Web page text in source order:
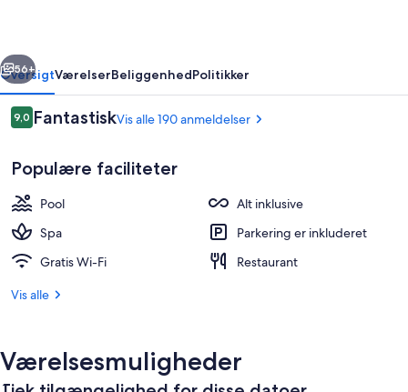
Udendørsområde
Næste
56+
OversigtVærelserBeliggenhedPolitikker
Anmeldelser
9,09,0 ud af 10.
FantastiskVis alle 190 anmeldelser
Populære faciliteter
Pool
Alt inklusive
Spa
Parkering er inkluderet
Gratis Wi-Fi
Restaurant
Vis alle
Værelsesmuligheder